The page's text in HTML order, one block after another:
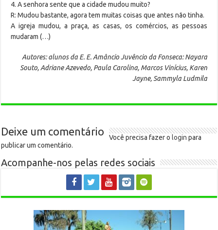
4. A senhora sente que a cidade mudou muito?
R: Mudou bastante, agora tem muitas coisas que antes não tinha.
A igreja mudou, a praça, as casas, os comércios, as pessoas
mudaram (…)
Autores: alunos da E. E. Amâncio Juvêncio da Fonseca: Nayara
Souto, Adriane Azevedo, Paula Carolina, Marcos Vinícius, Karen
Jayne, Sammyla Ludmila
Deixe um comentário Você precisa fazer o login para
publicar um comentário.
Acompanhe-nos pelas redes sociais